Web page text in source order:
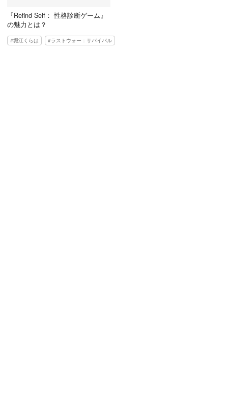
『Refind Self： 性格診断ゲーム』
の魅力とは？
堀江くらは ラストウォー：サバイバル